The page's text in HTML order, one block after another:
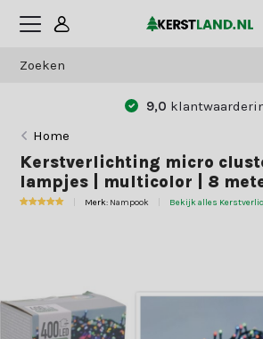
9,0
Home
Kerstverlichting micro
lampjes | multicolor | 8
Merk: Nampook Bekijk alles